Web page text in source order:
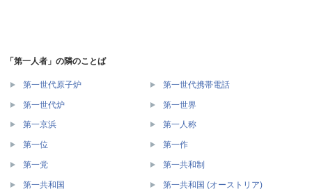
「第一人者」の隣のことば
第一世代原子炉 第一世代携帯電話
第一世代炉 第一世界
第一京浜 第一人称
第一位 第一作
第一党 第一共和制
第一共和国 第一共和国 (オーストリア)